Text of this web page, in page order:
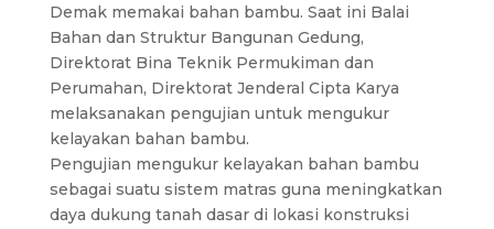
Demak memakai bahan bambu. Saat ini Balai
Bahan dan Struktur Bangunan Gedung,
Direktorat Bina Teknik Permukiman dan
Perumahan, Direktorat Jenderal Cipta Karya
melaksanakan pengujian untuk mengukur
kelayakan bahan bambu.
Pengujian mengukur kelayakan bahan bambu
sebagai suatu sistem matras guna meningkatkan
daya dukung tanah dasar di lokasi konstruksi